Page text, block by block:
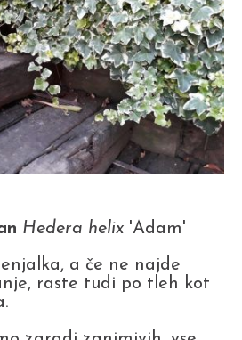
Hedera helix 'Adam'
a če ne najde
raste tudi po tleh kot